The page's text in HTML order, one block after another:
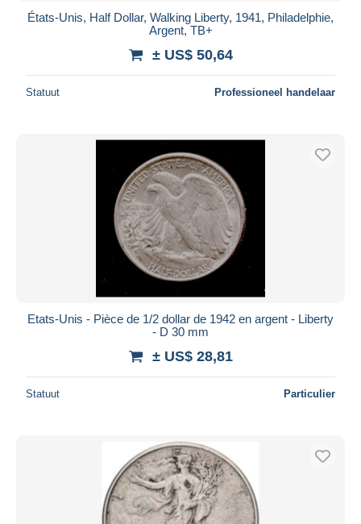
États-Unis, Half Dollar, Walking Liberty, 1941, Philadelphie,
Argent, TB+
± US$ 50,64
Statuut Professioneel handelaar
Etats-Unis - Pièce de 1/2 dollar de 1942 en argent - Liberty
- D 30 mm
± US$ 28,81
Statuut Particulier